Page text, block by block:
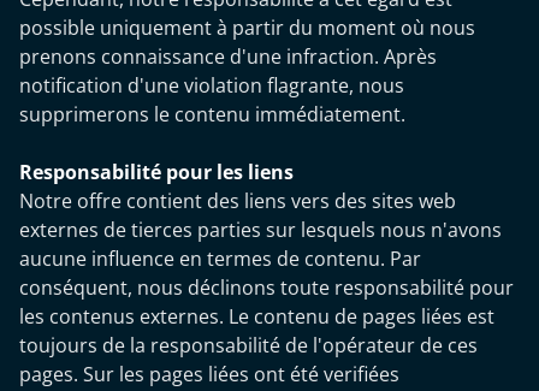
possible uniquement à partir du moment où nous
prenons connaissance d'une infraction. Après
notification d'une violation flagrante, nous
supprimerons le contenu immédiatement.
Responsabilité pour les liens
Notre offre contient des liens vers des sites web
externes de tierces parties sur lesquels nous n'avons
aucune influence en termes de contenu. Par
conséquent, nous déclinons toute responsabilité pour
les contenus externes. Le contenu de pages liées est
toujours de la responsabilité de l'opérateur de ces
pages. Sur les pages liées ont été verifiées